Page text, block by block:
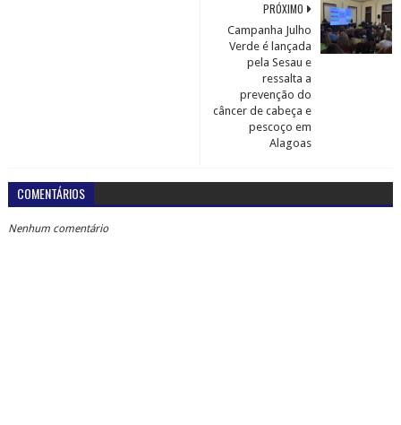
PRÓXIMO
Campanha Julho
Verde é lançada
pela Sesau e
ressalta a
prevenção do
câncer de cabeça e
pescoço em
Alagoas
COMENTÁRIOS
Nenhum comentário